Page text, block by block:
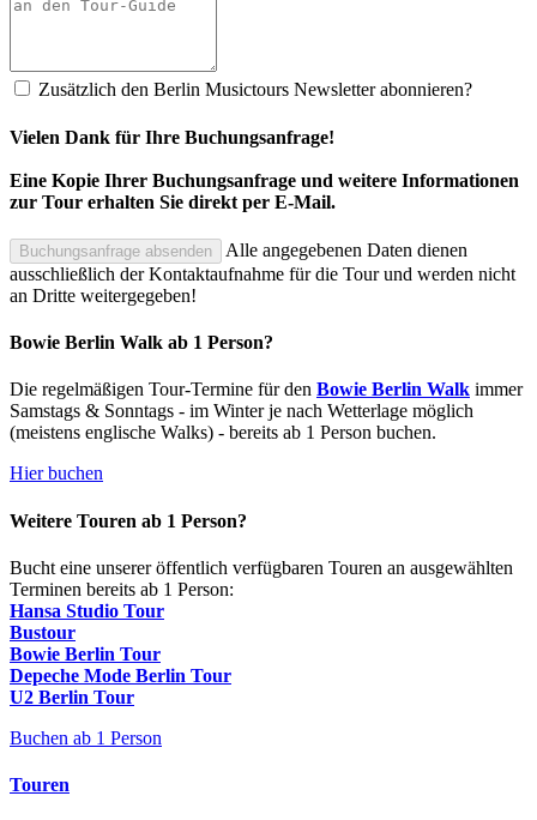
Zusätzlich den Berlin Musictours Newsletter abonnieren?
Vielen Dank für Ihre Buchungsanfrage!
Eine Kopie Ihrer Buchungsanfrage und weitere Informationen
zur Tour erhalten Sie direkt per E-Mail.
Buchungsanfrage absenden
Alle angegebenen Daten dienen
ausschließlich der Kontaktaufnahme für die Tour und werden nicht
an Dritte weitergegeben!
Bowie Berlin Walk ab 1 Person?
Die regelmäßigen Tour-Termine für den Bowie Berlin Walk immer
Samstags & Sonntags - im Winter je nach Wetterlage möglich
(meistens englische Walks) - bereits ab 1 Person buchen.
Hier buchen
Weitere Touren ab 1 Person?
Bucht eine unserer öffentlich verfügbaren Touren an ausgewählten
Terminen bereits ab 1 Person:
Hansa Studio Tour
Bustour
Bowie Berlin Tour
Depeche Mode Berlin Tour
U2 Berlin Tour
Buchen ab 1 Person
Touren